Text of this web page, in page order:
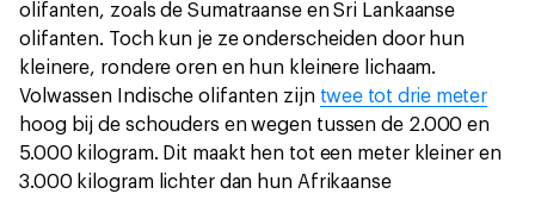
olifanten, zoals de Sumatraanse en Sri Lankaanse
olifanten. Toch kun je ze onderscheiden door hun
kleinere, rondere oren en hun kleinere lichaam.
Volwassen Indische olifanten zijn twee tot drie meter
hoog bij de schouders en wegen tussen de 2.000 en
5.000 kilogram. Dit maakt hen tot een meter kleiner en
3.000 kilogram lichter dan hun Afrikaanse